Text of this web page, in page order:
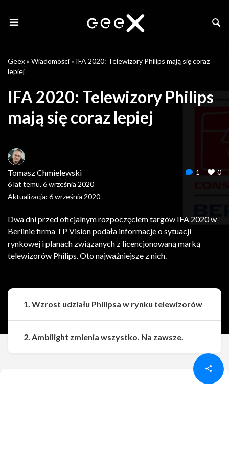
Geex» Wiadomości» IFA 2020: Telewizory Philips mają się coraz
lepiej
IFA 2020: Telewizory Philips
mają się coraz lepiej
Tomasz Chmielewski
6 lat temu, 6 września 2020
Aktualizacja: 6 września 2020
1 0
Dwa dni przed oficjalnym rozpoczęciem targów IFA 2020 w
Berlinie firma TP Vision podała informacje o sytuacji
rynkowej i planach związanych z licencjonowaną marką
telewizorów Philips. Oto najważniejsze z nich.
Udostępnij Udostępnij
1. Wzrost udziału Philipsa w rynku telewizorów
2. Ambilight zmienia wszystko. Na zawsze.